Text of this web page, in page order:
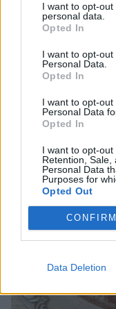
I want to opt-
personal data.
Opted In
I want to opt-
Personal Data.
Opted In
I want to opt-
Personal Data
Opted In
I want to opt-out
Retention, Sale,
Personal Data
Purposes for
Opted Out
CONFIRM
Data Deletion
5. Forma runda bollar